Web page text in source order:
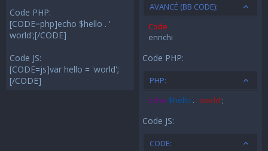
Code PHP:
[CODE=php]echo $hello . '
world';[/CODE]
Code JS:
[CODE=js]var hello = 'world';
[/CODE]
AVANCÉ (BB CODE):
Code
enrichi
Code PHP:
PHP:
echo $hello . ' world';
Code JS:
CODE: